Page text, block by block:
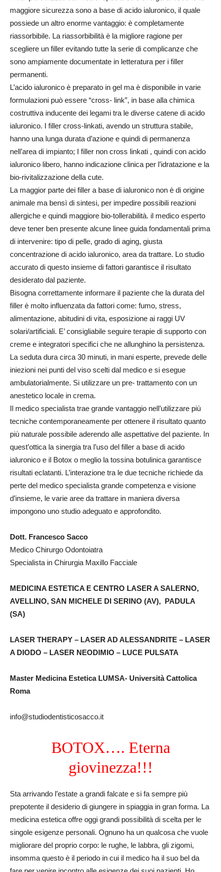
maggiore sicurezza sono a base di acido ialuronico, il quale
possiede un altro enorme vantaggio: è completamente
riassorbibile. La riassorbibilità è la migliore ragione per
scegliere un filler evitando tutte la serie di complicanze che
sono ampiamente documentate in letteratura per i filler
permanenti.
L’acido ialuronico è preparato in gel ma è disponibile in varie
formulazioni può essere “cross- link”, in base alla chimica
costruttiva inducente dei legami tra le diverse catene di acido
ialuronico. I filler cross-linkati, avendo un struttura stabile,
hanno una lunga durata d’azione e quindi di permanenza
nell’area di impianto; I filler non cross linkati , quindi con acido
ialuronico libero, hanno indicazione clinica per l’idratazione e la
bio-rivitalizzazione della cute.
La maggior parte dei filler a base di ialuronico non è di origine
animale ma bensì di sintesi, per impedire possibili reazioni
allergiche e quindi maggiore bio-tollerabilità. il medico esperto
deve tener ben presente alcune linee guida fondamentali prima
di intervenire: tipo di pelle, grado di aging, giusta
concentrazione di acido ialuronico, area da trattare. Lo studio
accurato di questo insieme di fattori garantisce il risultato
desiderato dal paziente.
Bisogna correttamente informare il paziente che la durata del
filler è molto influenzata da fattori come: fumo, stress,
alimentazione, abitudini di vita, esposizione ai raggi UV
solari/artificiali. E’ consigliabile seguire terapie di supporto con
creme e integratori specifici che ne allunghino la persistenza.
La seduta dura circa 30 minuti, in mani esperte, prevede delle
iniezioni nei punti del viso scelti dal medico e si esegue
ambulatorialmente. Si utilizzare un pre- trattamento con un
anestetico locale in crema.
Il medico specialista trae grande vantaggio nell’utilizzare più
tecniche contemporaneamente per ottenere il risultato quanto
più naturale possibile aderendo alle aspettative del paziente. In
quest’ottica la sinergia tra l’uso del filler a base di acido
ialuronico e il Botox o meglio la tossina botulinica garantisce
risultati eclatanti. L’interazione tra le due tecniche richiede da
perte del medico specialista grande competenza e visione
d’insieme, le varie aree da trattare in maniera diversa
impongono uno studio adeguato e approfondito.
Dott. Francesco Sacco
Medico Chirurgo Odontoiatra
Specialista in Chirurgia Maxillo Facciale
MEDICINA ESTETICA E CENTRO LASER A SALERNO,
AVELLINO, SAN MICHELE DI SERINO (AV), PADULA
(SA)
LASER THERAPY – LASER AD ALESSANDRITE – LASER
A DIODO – LASER NEODIMIO – LUCE PULSATA
Master Medicina Estetica LUMSA- Università Cattolica
Roma
info@studiodentisticosacco.it
BOTOX…. Eterna
giovinezza!!!
Sta arrivando l’estate a grandi falcate e si fa sempre più
prepotente il desiderio di giungere in spiaggia in gran forma. La
medicina estetica offre oggi grandi possibilità di scelta per le
singole esigenze personali. Ognuno ha un qualcosa che vuole
migliorare del proprio corpo: le rughe, le labbra, gli zigomi,
insomma questo è il periodo in cui il medico ha il suo bel da